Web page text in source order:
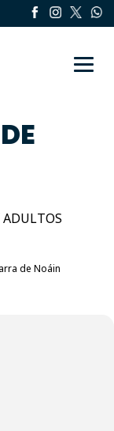
ADULTOS
de Noáin